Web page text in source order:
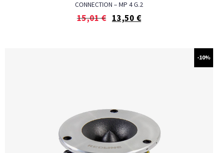
CONNECTION – MP 4 G.2
15,01€ 13,50 €
-10%